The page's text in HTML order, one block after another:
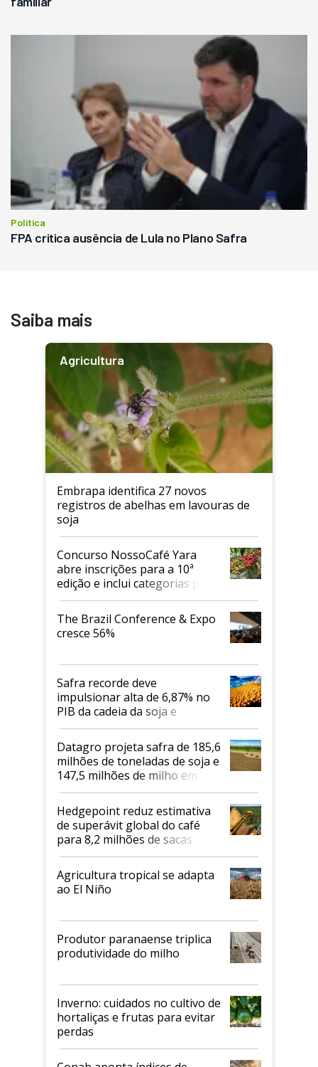
Política
FPA critica ausência de Lula no Plano Safra
Saiba mais
Agricultura
Embrapa identifica 27 novos
registros de abelhas em lavouras de
soja
Concurso NossoCafé Yara
abre inscrições para a 10ª
edição e inclui categorias para
cafés Canephora
The Brazil Conference & Expo
cresce 56%
Safra recorde deve
impulsionar alta de 6,87% no
PIB da cadeia da soja e
biodiesel em 2026
Datagro projeta safra de 185,6
milhões de toneladas de soja e
147,5 milhões de milho em
2026/27
Hedgepoint reduz estimativa
de superávit global do café
para 8,2 milhões de sacas
Agricultura tropical se adapta
ao El Niño
Produtor paranaense triplica
produtividade do milho
Inverno: cuidados no cultivo de
hortaliças e frutas para evitar
perdas